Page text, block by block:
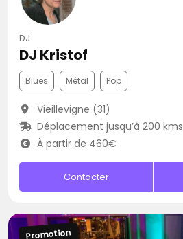
DJ
DJ Kristof
Blues Métal Pop
Vieillevigne (31)
Déplacement jusqu’à 200 kms
À partir de 460€
Contacter
Promotion